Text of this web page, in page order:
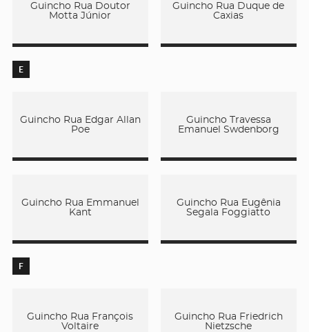
Guincho Rua Doutor
Motta Júnior
Guincho Rua Duque de
Caxias
E
Guincho Rua Edgar Allan
Poe
Guincho Travessa
Emanuel Swdenborg
Guincho Rua Emmanuel
Kant
Guincho Rua Eugênia
Segala Foggiatto
F
Guincho Rua François
Voltaire
Guincho Rua Friedrich
Nietzsche